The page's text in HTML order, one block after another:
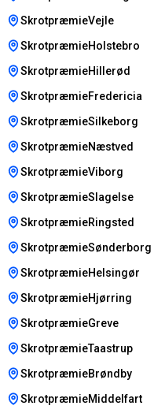
SkrotpræmieVejle
SkrotpræmieHolstebro
SkrotpræmieHillerød
SkrotpræmieFredericia
SkrotpræmieSilkeborg
SkrotpræmieNæstved
SkrotpræmieViborg
SkrotpræmieSlagelse
SkrotpræmieRingsted
SkrotpræmieSønderborg
SkrotpræmieHelsingør
SkrotpræmieHjørring
SkrotpræmieGreve
SkrotpræmieTaastrup
SkrotpræmieBrøndby
SkrotpræmieMiddelfart